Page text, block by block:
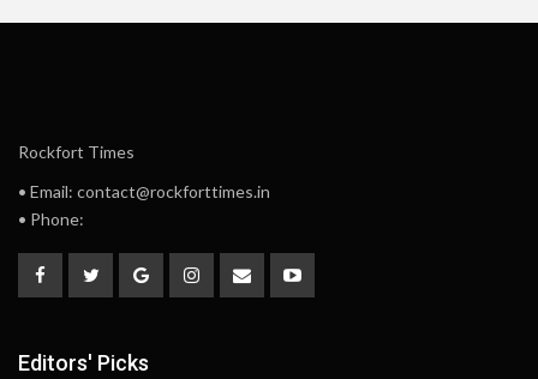
Rockfort Times
• Email: contact@rockforttimes.in
• Phone:
Editors' Picks